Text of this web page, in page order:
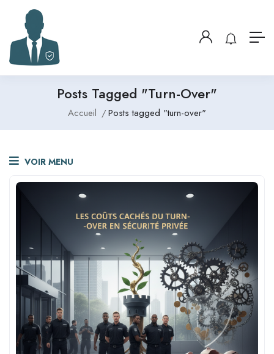
Posts Tagged "turn-Over"
Accueil Posts tagged "turn-over"
VOIR MENU